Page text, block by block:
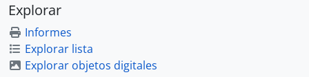
Explorar
Informes
Explorar lista
Explorar objetos digitales